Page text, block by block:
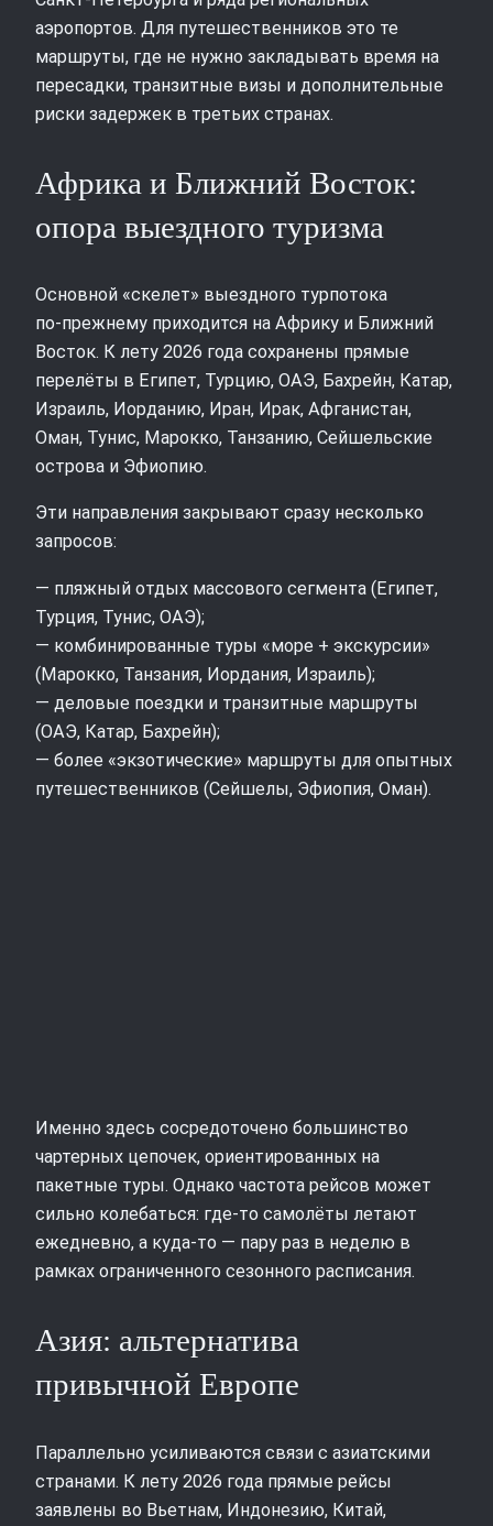
аэропортов. Для путешественников это те
маршруты, где не нужно закладывать время на
пересадки, транзитные визы и дополнительные
риски задержек в третьих странах.
Африка и Ближний Восток:
опора выездного туризма
Основной «скелет» выездного турпотока
по‑прежнему приходится на Африку и Ближний
Восток. К лету 2026 года сохранены прямые
перелёты в Египет, Турцию, ОАЭ, Бахрейн, Катар,
Израиль, Иорданию, Иран, Ирак, Афганистан,
Оман, Тунис, Марокко, Танзанию, Сейшельские
острова и Эфиопию.
Эти направления закрывают сразу несколько
запросов:
— пляжный отдых массового сегмента (Египет,
Турция, Тунис, ОАЭ);
— комбинированные туры «море + экскурсии»
(Марокко, Танзания, Иордания, Израиль);
— деловые поездки и транзитные маршруты
(ОАЭ, Катар, Бахрейн);
— более «экзотические» маршруты для опытных
путешественников (Сейшелы, Эфиопия, Оман).
Именно здесь сосредоточено большинство
чартерных цепочек, ориентированных на
пакетные туры. Однако частота рейсов может
сильно колебаться: где-то самолёты летают
ежедневно, а куда‑то — пару раз в неделю в
рамках ограниченного сезонного расписания.
Азия: альтернатива
привычной Европе
Параллельно усиливаются связи с азиатскими
странами. К лету 2026 года прямые рейсы
заявлены во Вьетнам, Индонезию, Китай,